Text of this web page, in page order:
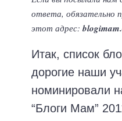
ответа, обязательно
этот адрес:
Итак, список
дорогие наши
номинировали
“Блоги Мам”